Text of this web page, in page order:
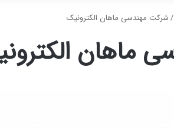
/شرکت مهندسی ماهان الکترونیک
ماهان